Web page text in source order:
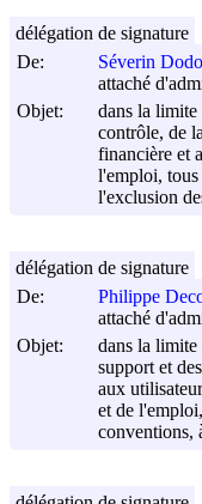
De:
Séverin Dodo
attaché
Objet:
dans la limite
contrôle, de
financière et
l'emploi, tous
l'exclusion
délégation de signature
De:
Philippe
attaché
Objet:
dans la limite
support et
aux
et de
conventions,
délégation de signature